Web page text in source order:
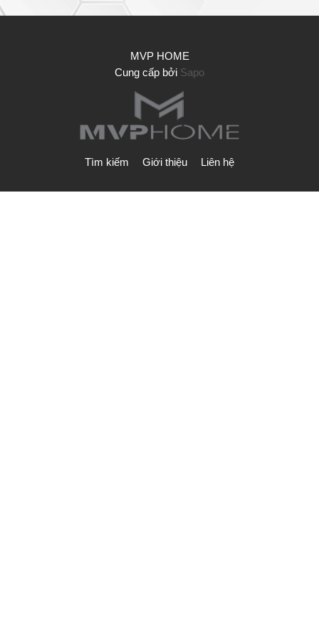
MVP HOME
Cung cấp bởi Sapo
Tìm kiếm Giới thiệu Liên hệ